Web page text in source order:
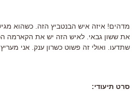
מדהים! איזה איש הבנטביץ הזה. כשהוא
את ששון גבאי. לאיש הזה יש את הקארמה
שתדעו. ואולי זה פשוט כשרון ענק. אני מעריץ.
סרט תיעודי: